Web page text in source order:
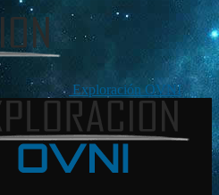
Exploración OVNI